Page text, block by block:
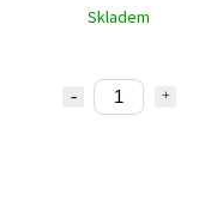
Skladem